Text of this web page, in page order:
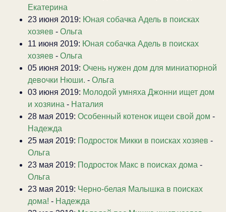
Екатерина
23 июня 2019: Юная собачка Адель в поисках
хозяев - Ольга
11 июня 2019: Юная собачка Адель в поисках
хозяев - Ольга
05 июня 2019: Очень нужен дом для миниатюрной
девочки Нюши. - Ольга
03 июня 2019: Молодой умняха Джонни ищет дом
и хозяина - Наталия
28 мая 2019: Особенный котенок ищеи свой дом -
Надежда
25 мая 2019: Подросток Микки в поисках хозяев -
Ольга
23 мая 2019: Подросток Макс в поисках дома -
Ольга
23 мая 2019: Черно-белая Малышка в поисках
дома! - Надежда